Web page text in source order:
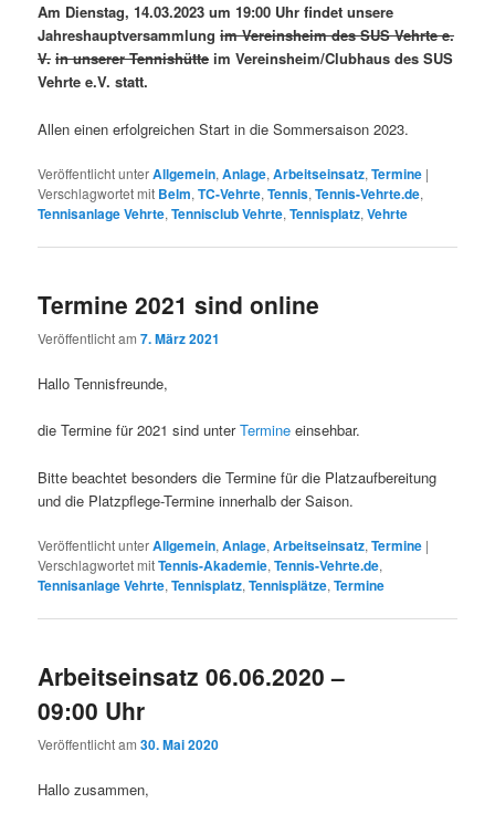
Am Dienstag, 14.03.2023 um 19:00 Uhr findet unsere
Jahreshauptversammlungim Vereinsheim des SUS Vehrte e.
V. in unserer Tennishütte im Vereinsheim/Clubhaus des SUS
Vehrte e.V. statt.
Allen einen erfolgreichen Start in die Sommersaison 2023.
Veröffentlicht unterAllgemein,Anlage,Arbeitseinsatz,Termine |
Verschlagwortet mit Belm,TC-Vehrte,Tennis,Tennis-Vehrte.de,
Tennisanlage Vehrte,Tennisclub Vehrte,Tennisplatz,Vehrte
Termine 2021 sind online
Veröffentlicht am7. März 2021
Hallo Tennisfreunde,
die Termine für 2021 sind unterTermine einsehbar.
Bitte beachtet besonders die Termine für die Platzaufbereitung
und die Platzpflege-Termine innerhalb der Saison.
Veröffentlicht unterAllgemein,Anlage,Arbeitseinsatz,Termine |
Verschlagwortet mitTennis-Akademie,Tennis-Vehrte.de,
Tennisanlage Vehrte,Tennisplatz,Tennisplätze,Termine
Arbeitseinsatz 06.06.2020 –
09:00 Uhr
Veröffentlicht am30. Mai 2020
Hallo zusammen,